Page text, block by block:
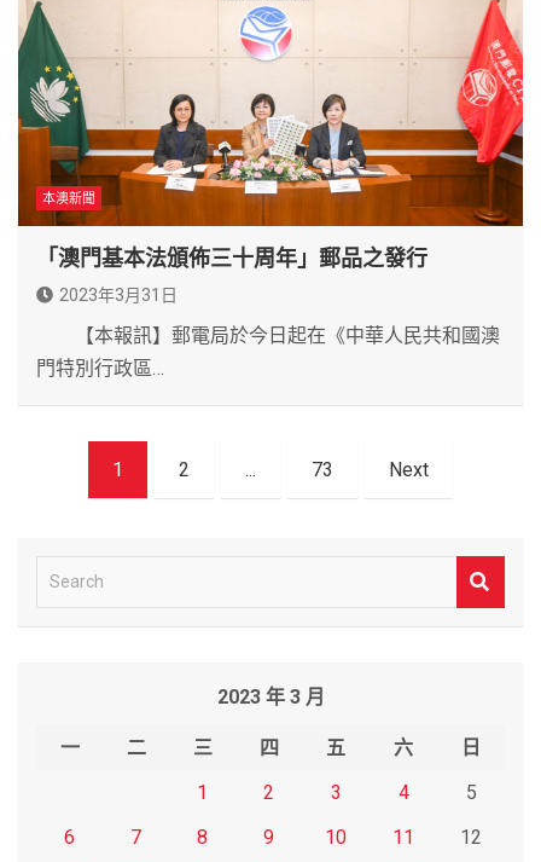
本澳新聞
「澳門基本法頒佈三十周年」郵品之發行
2023年3月31日
【本報訊】郵電局於今日起在《中華人民共和國澳
門特別行政區…
1 2 ... 73 Next
e
2023 年 3 月
一 二 三 四 五 六
日
1
2 3 4
5
6
7 8 9 10 11
12